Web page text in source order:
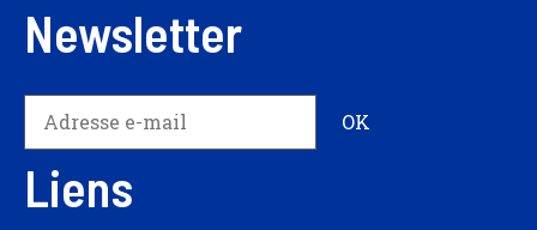
Newsletter
Liens